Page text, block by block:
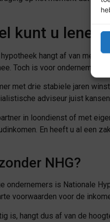
kunt u lenen
hangt af van meer
Toch is voor ondernemers
met drie stabiele jaren
adviseur juist
in loondienst of met
En heeft u al een
NHG?
ondernemers is Nationale
voorwaarden voor de
is, hangt dus af van de